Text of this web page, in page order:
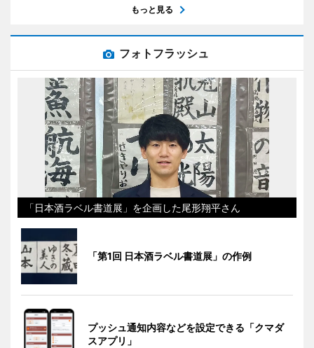
もっと見る
フォトフラッシュ
「日本酒ラベル書道展」を企画した尾形翔平さん
「第1回 日本酒ラベル書道展」の作例
プッシュ通知内容などを設定できる「クマダ
スアプリ」